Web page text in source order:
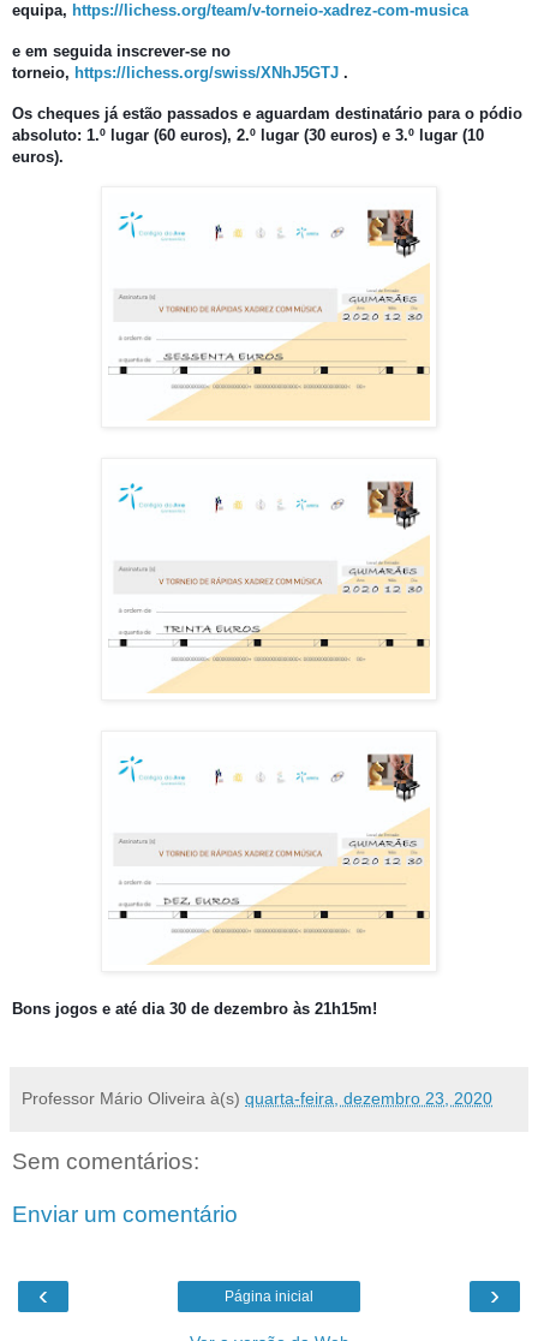
equipa, https://lichess.org/team/v-torneio-xadrez-com-musica
e em seguida inscrever-se no
torneio, https://lichess.org/swiss/XNhJ5GTJ .
Os cheques já estão passados e aguardam destinatário para o pódio
absoluto: 1.º lugar (60 euros), 2.º lugar (30 euros) e 3.º lugar (10
euros).
Bons jogos e até dia 30 de dezembro às 21h15m!
Professor Mário Oliveira à(s) quarta-feira, dezembro 23, 2020
Sem comentários:
Enviar um comentário
‹ ›
Página inicial